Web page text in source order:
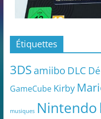
Étiquettes
3DS amiibo DLC
GameCube Kirby
musiques Nintendo